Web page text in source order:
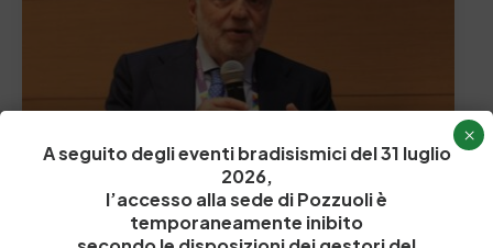
A seguito degli eventi bradisismici del 31 luglio
2026,
l’accesso alla sede di Pozzuoli è
temporaneamente inibito
×